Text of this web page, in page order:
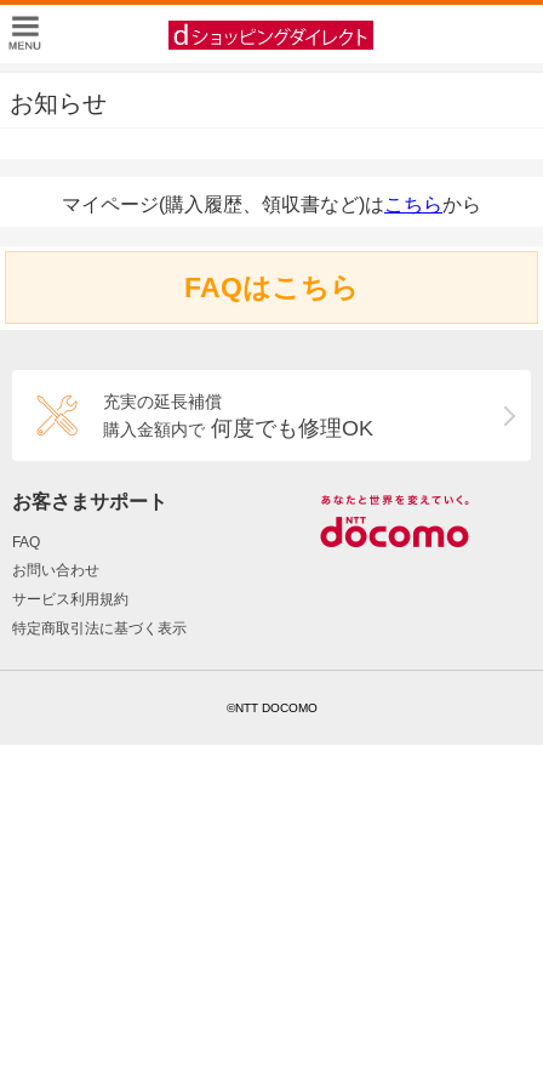
お知らせ
マイページ(購入履歴、領収書など)はこちらから
FAQはこちら
充実の延長補償
購入金額内で 何度でも修理OK
お客さまサポート
FAQ
お問い合わせ
サービス利用規約
特定商取引法に基づく表示
©NTT DOCOMO